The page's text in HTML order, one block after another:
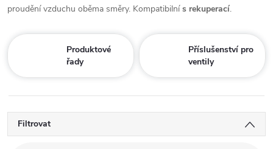
proudění vzduchu oběma směry. Kompatibilnís rekuperací.
Produktové
řady
Příslušenství pro
ventily
Filtrovat